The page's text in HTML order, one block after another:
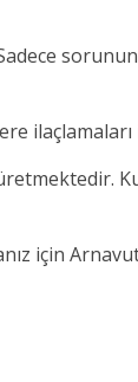
için